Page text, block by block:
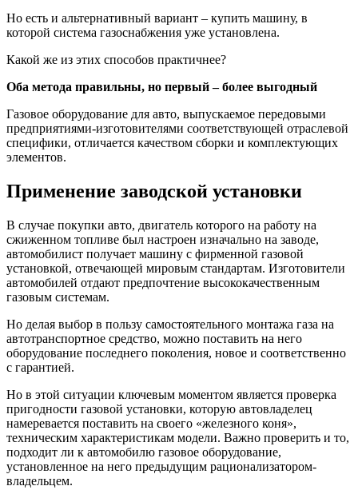
Но есть и альтернативный вариант – купить машину, в
которой система газоснабжения уже установлена.
Какой же из этих способов практичнее?
Оба метода правильны, но первый – более выгодный
Газовое оборудование для авто, выпускаемое передовыми
предприятиями-изготовителями соответствующей отраслевой
специфики, отличается качеством сборки и комплектующих
элементов.
Применение заводской установки
В случае покупки авто, двигатель которого на работу на
сжиженном топливе был настроен изначально на заводе,
автомобилист получает машину с фирменной газовой
установкой, отвечающей мировым стандартам. Изготовители
автомобилей отдают предпочтение высококачественным
газовым системам.
Но делая выбор в пользу самостоятельного монтажа газа на
автотранспортное средство, можно поставить на него
оборудование последнего поколения, новое и соответственно
с гарантией.
Но в этой ситуации ключевым моментом является проверка
пригодности газовой установки, которую автовладелец
намеревается поставить на своего «железного коня»,
техническим характеристикам модели. Важно проверить и то,
подходит ли к автомобилю газовое оборудование,
установленное на него предыдущим рационализатором-
владельцем.